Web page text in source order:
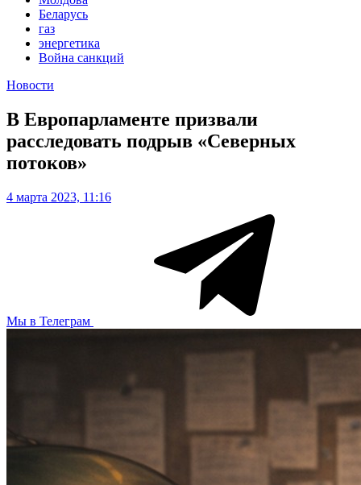
Беларусь
газ
энергетика
Война санкций
Новости
В Европарламенте призвали
расследовать подрыв «Северных
потоков»
4 марта 2023, 11:16
Мы в Телеграм